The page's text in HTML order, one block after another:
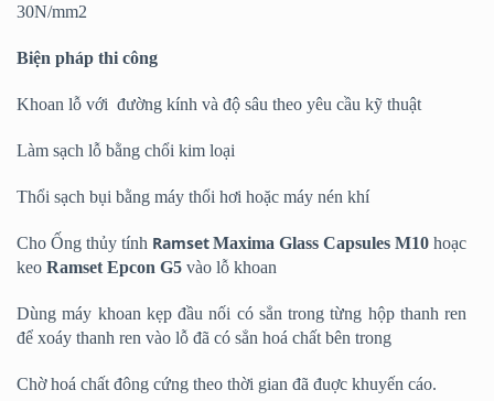
30N/mm2
Biện pháp thi công
Khoan lỗ với đường kính và độ sâu theo yêu cầu kỹ thuật
Làm sạch lỗ bằng chổi kim loại
Thổi sạch bụi bằng máy thổi hơi hoặc máy nén khí
Cho Ống thủy tính RamsetMaxima Glass Capsules M10 hoạc
keo Ramset Epcon G5 vào lỗ khoan
Dùng máy khoan kẹp đầu nối có sẳn trong từng hộp thanh ren
để xoáy thanh ren vào lỗ đã có sẳn hoá chất bên trong
Chờ hoá chất đông cứng theo thời gian đã đuợc khuyến cáo.